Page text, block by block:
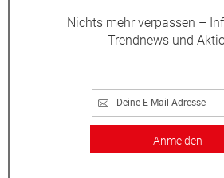
Nichts mehr verpassen –
Trendnews und
Anmelden